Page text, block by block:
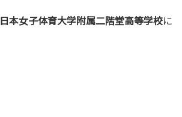
日本女子体育大学附属二階堂高等学校に